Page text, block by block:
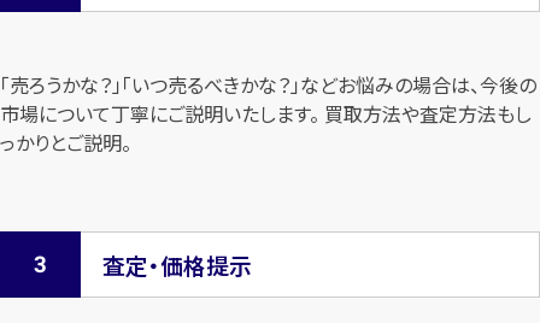
「売ろうかな？」「いつ売るべきかな？」などお悩みの場合は、今後の
市場について丁寧にご説明いたします。 買取方法や査定方法もし
っかりとご説明。
査定・価格提示